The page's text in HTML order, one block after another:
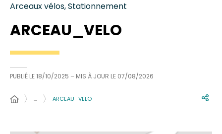
Arceaux vélos, Stationnement
ARCEAU_VELO
PUBLIÉ LE18/10/2025 – MIS À JOUR LE 07/08/2026
… ARCEAU_VELO